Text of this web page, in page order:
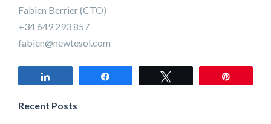
Fabien Berrier (CTO)
+34 649 293 857
fabien@newtesol.com
Recent Posts